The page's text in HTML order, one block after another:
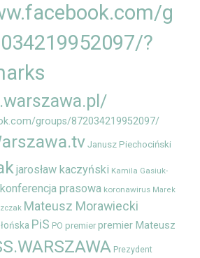
g
?
groups/872034219952097/
Janusz Piechociński
jarosław kaczyński Kamila Gasiuk-
konferencja prasowa koronawirus Marek
Mateusz Morawiecki
PiS PO premier premier Mateusz
Prezydent